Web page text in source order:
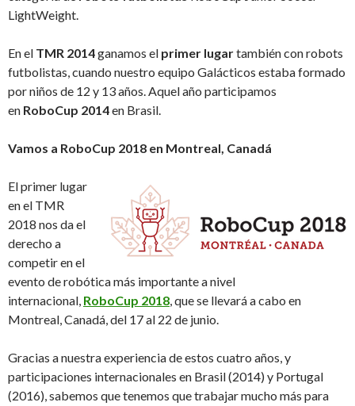
LightWeight.
En el TMR 2014ganamos el primer lugartambién con robots
futbolistas, cuando nuestro equipo Galácticos estaba formado
por niños de 12 y 13 años. Aquel año participamos
en RoboCup 2014en Brasil.
Vamos a RoboCup 2018 en Montreal, Canadá
El primer lugar
en el TMR
2018 nos da el
derecho a
competir en el
evento de robótica más importante a nivel
internacional, RoboCup 2018, que se llevará a cabo en
Montreal, Canadá, del 17 al 22 de junio.
Gracias a nuestra experiencia de estos cuatro años, y
participaciones internacionales en Brasil (2014) y Portugal
(2016), sabemos que tenemos que trabajar mucho más para